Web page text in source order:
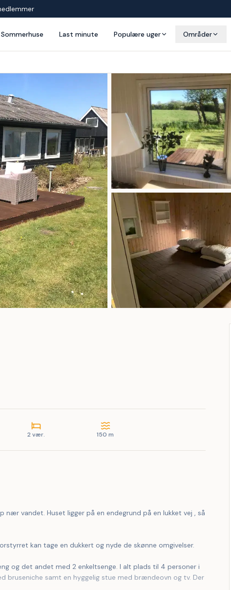
Sommerhuse Last minute Populære uger Områder
2 vær. 150 m
vandet. Huset ligger på en endegrund på en lukket vej , så
kan tage en dukkert og nyde de skønne omgivelser.
bruseniche samt en hyggelig stue med brændeovn og tv. Der